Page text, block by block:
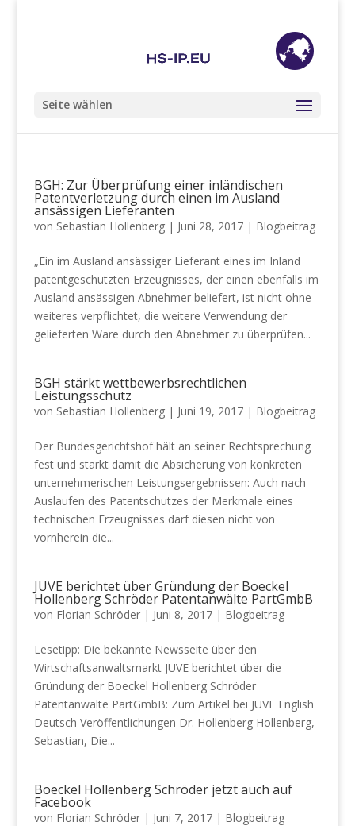
Seite wählen
BGH: Zur Überprüfung einer inländischen
Patentverletzung durch einen im Ausland
ansässigen Lieferanten
von Sebastian Hollenberg| Juni 28, 2017| Blogbeitrag
„Ein im Ausland ansässiger Lieferant eines im Inland
patentgeschützten Erzeugnisses, der einen ebenfalls im
Ausland ansässigen Abnehmer beliefert, ist nicht ohne
weiteres verpflichtet, die weitere Verwendung der
gelieferten Ware durch den Abnehmer zu überprüfen...
BGH stärkt wettbewerbsrechtlichen
Leistungsschutz
von Sebastian Hollenberg| Juni 19, 2017| Blogbeitrag
Der Bundesgerichtshof hält an seiner Rechtsprechung
fest und stärkt damit die Absicherung von konkreten
unternehmerischen Leistungsergebnissen: Auch nach
Auslaufen des Patentschutzes der Merkmale eines
technischen Erzeugnisses darf diesen nicht von
vornherein die...
JUVE berichtet über Gründung der Boeckel
Hollenberg Schröder Patentanwälte PartGmbB
von Florian Schröder| Juni 8, 2017| Blogbeitrag
Lesetipp: Die bekannte Newsseite über den
Wirtschaftsanwaltsmarkt JUVE berichtet über die
Gründung der Boeckel Hollenberg Schröder
Patentanwälte PartGmbB: Zum Artikel bei JUVE English
Deutsch Veröffentlichungen Dr. Hollenberg Hollenberg,
Sebastian, Die...
Boeckel Hollenberg Schröder jetzt auch auf
Facebook
von Florian Schröder| Juni 7, 2017| Blogbeitrag